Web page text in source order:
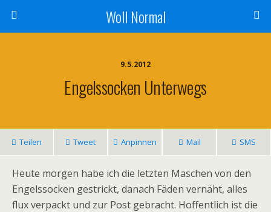
Woll Normal
9.5.2012
Engelssocken Unterwegs
Teilen Tweet Anpinnen Mail SMS
Heute morgen habe ich die letzten Maschen von den
Engelssocken gestrickt, danach Fäden vernäht, alles
flux verpackt und zur Post gebracht. Hoffentlich ist die